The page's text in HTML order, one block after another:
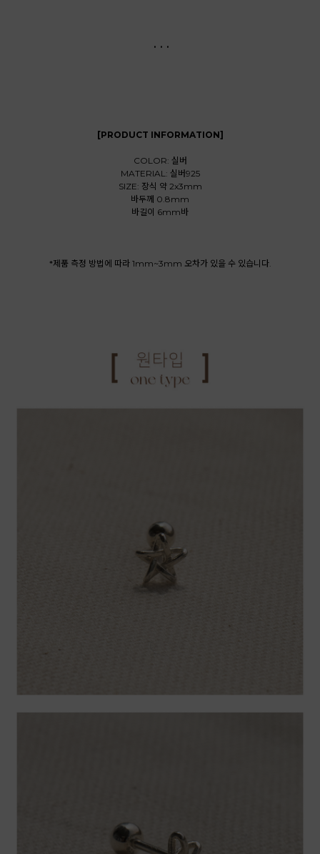
. . .
[PRODUCT INFORMATION]
COLOR: 실버
MATERIAL: 실버925
SIZE: 장식 약 2x3mm
바두께 0.8mm
바길이 6mm바
*제품 측정 방법에 따라 1mm~3mm 오차가 있을 수 있습니다.